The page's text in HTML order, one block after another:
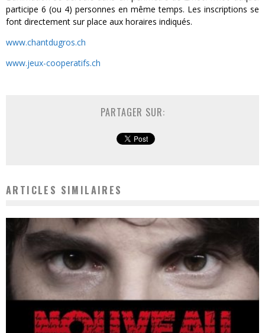
participe 6 (ou 4) personnes en même temps. Les inscriptions se
font directement sur place aux horaires indiqués.
www.chantdugros.ch
www.jeux-cooperatifs.ch
PARTAGER SUR:
ARTICLES SIMILAIRES